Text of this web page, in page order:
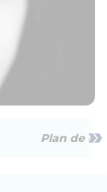
Plan de »